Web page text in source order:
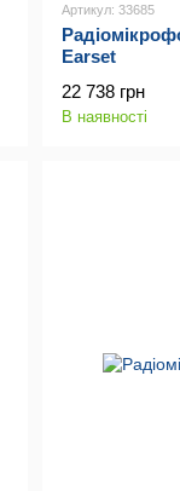
Артикул: 33685
Earset
22 738 грн
В наявності